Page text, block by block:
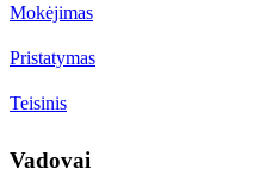
Mokėjimas
Pristatymas
Teisinis
Vadovai